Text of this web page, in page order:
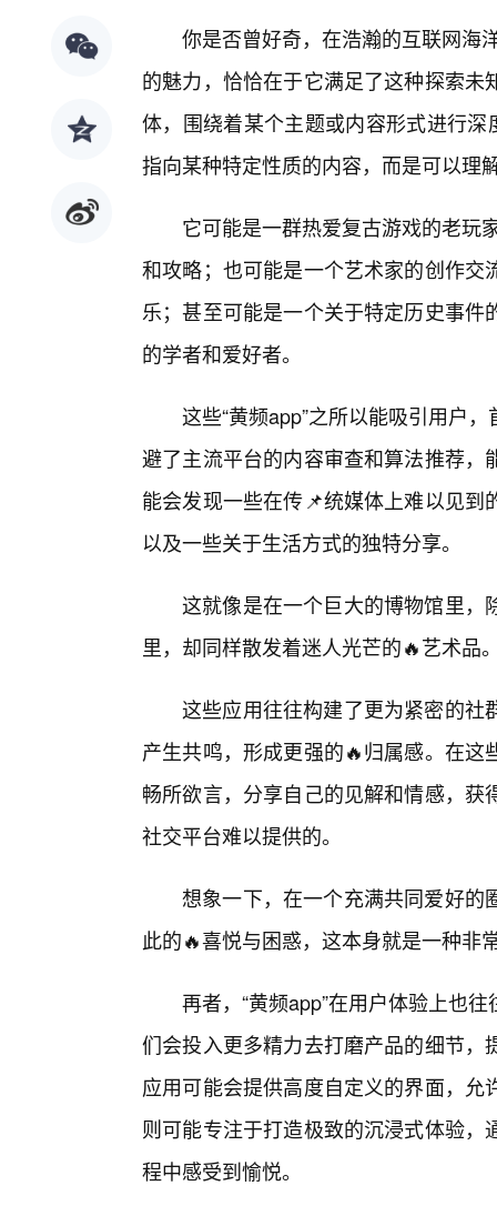
你是否曾好奇，在浩瀚的互联网海
的魅力，恰恰在于它满足了这种探索
体，围绕着某个主题或内容形式进行
指向某种特定性质的内容，而是可以理
它可能是一群热爱复古游戏的老玩
和攻略；也可能是一个艺术家的创作
乐；甚至可能是一个关于特定历史事
的学者和爱好者。
这些“黄频app”之所以能吸引用户
避了主流平台的内容审查和算法推荐
能会发现一些在传📌统媒体上难以见
以及一些关于生活方式的独特分享。
这就像是在一个巨大的博物馆里，
里，却同样散发着迷人光芒的🔥艺术品
这些应用往往构建了更为紧密的社
产生共鸣，形成更强的🔥归属感。在
畅所欲言，分享自己的见解和情感，
社交平台难以提供的。
想象一下，在一个充满共同爱好的
此的🔥喜悦与困惑，这本身就是一种非
再者，“黄频app”在用户体验上也
们会投入更多精力去打磨产品的细节
应用可能会提供高度自定义的界面，
则可能专注于打造极致的沉浸式体验
程中感受到愉悦。